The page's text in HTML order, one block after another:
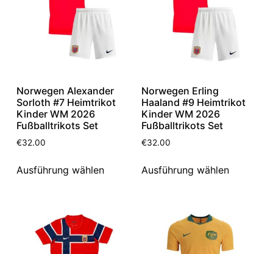
Norwegen Alexander
Sorloth #7 Heimtrikot
Kinder WM 2026
Fußballtrikots Set
€32.00
Ausführung wählen
Norwegen Erling
Haaland #9 Heimtrikot
Kinder WM 2026
Fußballtrikots Set
€32.00
Ausführung wählen